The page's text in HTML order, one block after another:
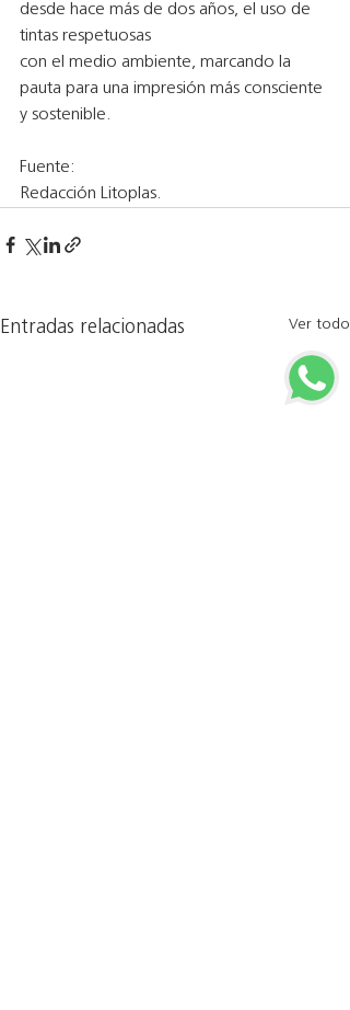
desde hace más de dos años, el uso de
tintas respetuosas
con el medio ambiente, marcando la
pauta para una impresión más consciente
y sostenible.
Fuente:
Redacción Litoplas.
Entradas relacionadas Ver todo